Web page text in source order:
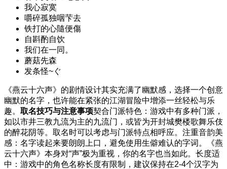
我心寂寞
嚼碎孤独咽芐去
铁打的心隨便傷
自斟酌自饮
我们在一同。
蘑菇先森
发条怪~ぐ
《燕云十六声》的剧情设计其实充满了幽默感，选择一个创意
幽默的名字，也许能在紧张的江湖冒险中增添一丝轻松与乐
趣。 取名技巧与注意事项契合门派特色：游戏中有多种门派，
如以市井三教九流为主的九流门，或皆为开封城樊楼歌舞乐伎
的醉花阴等。取名时可以考虑与门派特点相呼应。 注重音韵美
感：名字读起来要朗朗上口，避免使用生僻难认的字词。《燕
云十六声》本身对“声”极为重视，你的名字也当如此。 长度适
中：游戏中的角色名称长度有限制，建议保持在2-4个汉字为